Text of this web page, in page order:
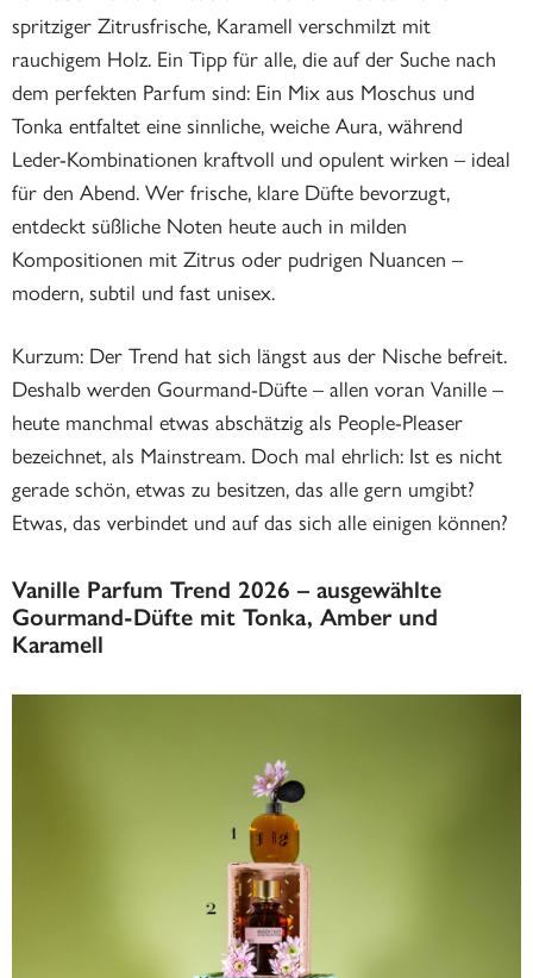
spritziger Zitrusfrische, Karamell verschmilzt mit
rauchigem Holz. Ein Tipp für alle, die auf der Suche nach
dem perfekten Parfum sind: Ein Mix aus Moschus und
Tonka entfaltet eine sinnliche, weiche Aura, während
Leder-Kombinationen kraftvoll und opulent wirken – ideal
für den Abend. Wer frische, klare Düfte bevorzugt,
entdeckt süßliche Noten heute auch in milden
Kompositionen mit Zitrus oder pudrigen Nuancen –
modern, subtil und fast unisex.
Kurzum: Der Trend hat sich längst aus der Nische befreit.
Deshalb werden Gourmand-Düfte – allen voran Vanille –
heute manchmal etwas abschätzig als People-Pleaser
bezeichnet, als Mainstream. Doch mal ehrlich: Ist es nicht
gerade schön, etwas zu besitzen, das alle gern umgibt?
Etwas, das verbindet und auf das sich alle einigen können?
Vanille Parfum Trend 2026 – ausgewählte
Gourmand-Düfte mit Tonka, Amber und
Karamell